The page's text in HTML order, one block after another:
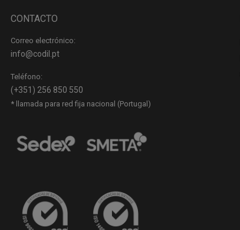
CONTACTO
Correo electrónico:
info@codil.pt
Teléfono:
(+351) 256 850 550
* llamada para red fija nacional (Portugal)